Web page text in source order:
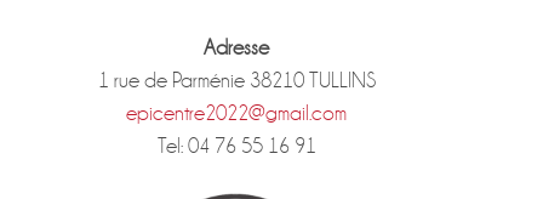
Adresse
1 rue de Parménie 38210 TULLINS
epicentre2022@gmail.com
Tel: 04 76 55 16 91